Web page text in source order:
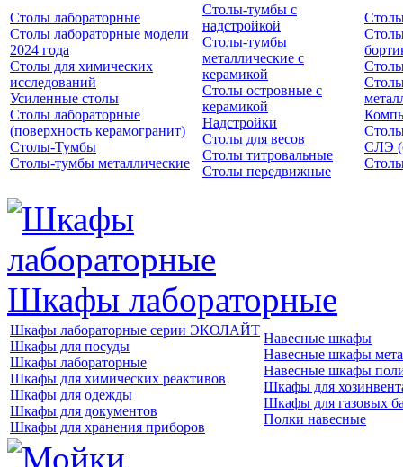
Столы лабораторные
Столы лабораторные модели
2024 года
Столы для химических
исследований
Усиленные столы
Столы лабораторные
(поверхность керамогранит)
Столы-Тумбы
Столы-тумбы металлические
Столы-тумбы с
надстройкой
Столы-тумбы
металлические с
керамикой
Столы островные с
керамикой
Надстройки
Столы для весов
Столы титровальные
Столы передвижные
СЛЭ
Шкафы лабораторные
Шкафы лабораторные серии ЭКОЛАЙТ
Шкафы для посуды
Шкафы лабораторные
Шкафы для химических реактивов
Шкафы для одежды
Шкафы для документов
Шкафы для хранения приборов
Навесные шкафы
Навесные шкафы
Навесные шкафы
Шкафы для
Шкафы для газовых
Полки навесные